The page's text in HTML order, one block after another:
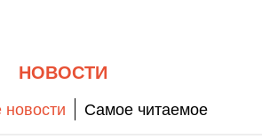
НОВОСТИ
Самое читаемое